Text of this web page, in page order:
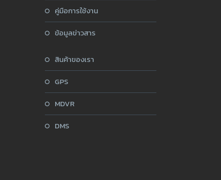
คู่มือการใช้งาน
ข้อมูลข่าวสาร
สินค้าของเรา
GPS
MDVR
DMS